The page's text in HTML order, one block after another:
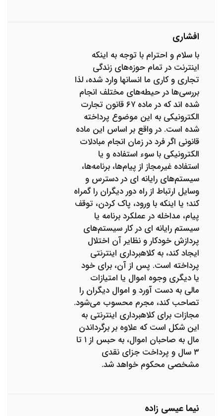
افشاری
با سلام و احترام با توجه به اینکه
اینترنت در تمام حوزه‌های زندگی
تجاری و کاری ما انسانها وارد شده، لذا
بررسی‌ها در حیطه‌های مختلف انجام
شده اند که در ماده ۶۷ قانون تجارت
الکترونیکی به این موضوع پرداخته
شده است. در واقع بر اساس این ماده
قانونی اگر فرد در زمان انجام مبادلات
الکترونیکی با سوء استفاده و یا
استفاده غیرمجاز از پیام‌ها، برنامه‌ها،
سیستم‌های رایانه ای در دسترس و
وسایل ارتباط از راه دور دیگران را گمراه
کند؛ یا اینکه با ورود، پاک کردن، توقف
پیام، مداخله در عملکرد برنامه یا
سیستم رایانه ای در کار سیستم‌های
پردازش خودکار و نظایر آن اختلال
ایجاد کند، به کلاهبرداری اینترنتی
پرداخته است. پس از آن، برای خود
یا دیگری وجوه اموال یا امتیازات
مالی به دست آورد و اموال دیگران را
تصاحب کند، مجرم محسوب می‌شود.
مجازات برای کلاهبرداری اینترنتی به
این شکل است که علاوه بر برگرداندن
مال به صاحبان اموال، به حبس از ۱ تا
۳ سال و پرداخت جزای نقدی
مشخصی محکوم خواهد شد.
نیما عیسی زاده